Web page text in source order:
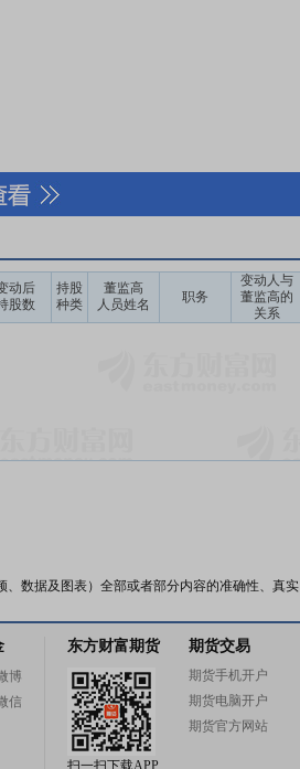
动后
股数
持股
种类
董监高
人员姓名
职务
变动人与
董监高的
关系
数据及图表）全部或者部分内容的准确性、真实
博
信
东方财富期货
扫一扫下载APP
期货交易
期货手机开户
期货电脑开户
期货官方网站